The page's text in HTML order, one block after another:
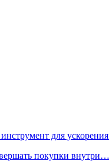
для
покупки внутри…